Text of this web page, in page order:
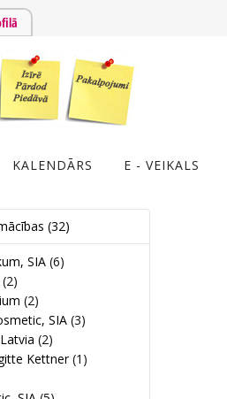
KALENDĀRS E - VEIKALS
(32)
SIA (6)
(2)
(2)
SIA (3)
(2)
Kettner (1)